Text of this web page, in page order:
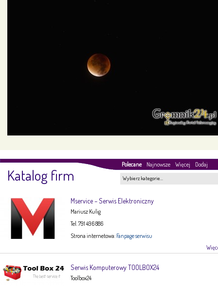
Polecane Najnowsze Więcej Dodaj
Katalog firm Wybierz kategorie…
Mservice – Serwis Elektroniczny
Mariusz Kulig
Tel. 791 496 886
Strona internetowa: Fanpage serwisu
Serwis Komputerowy TOOLBOX24
Toolbox24